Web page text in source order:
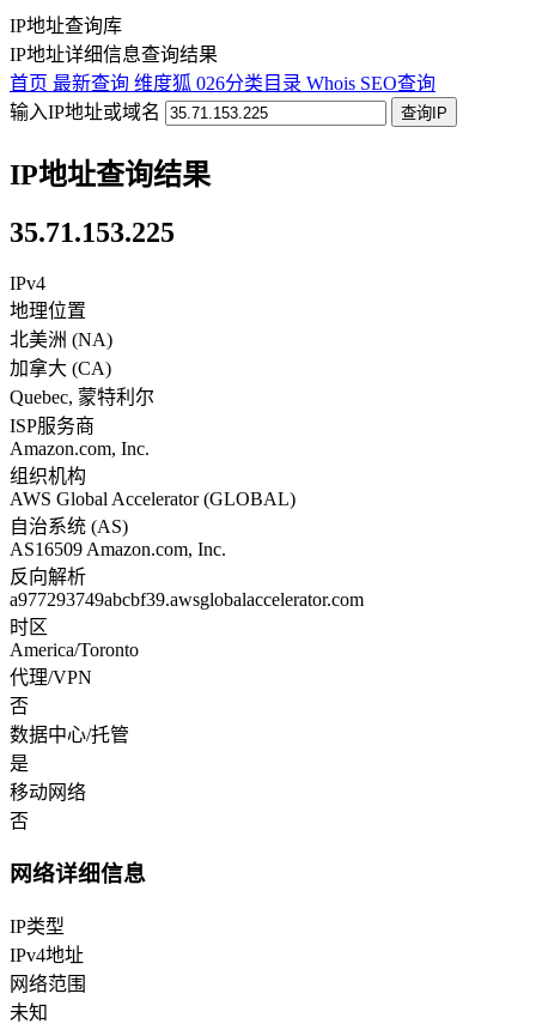
IP地址查询库
IP地址详细信息查询结果
首页 最新查询 维度狐 026分类目录 Whois SEO查询
输入IP地址或域名
查询IP
IP地址查询结果
35.71.153.225
IPv4
地理位置
北美洲 (NA)
加拿大 (CA)
Quebec, 蒙特利尔
ISP服务商
Amazon.com, Inc.
组织机构
AWS Global Accelerator (GLOBAL)
自治系统 (AS)
AS16509 Amazon.com, Inc.
反向解析
a977293749abcbf39.awsglobalaccelerator.com
时区
America/Toronto
代理/VPN
否
数据中心/托管
是
移动网络
否
网络详细信息
IP类型
IPv4地址
网络范围
未知